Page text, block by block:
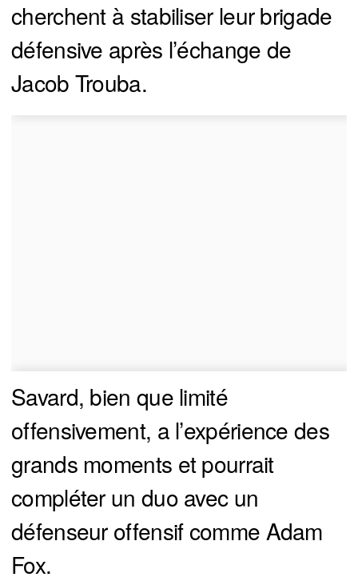
cherchent à stabiliser leur brigade
défensive après l’échange de
Jacob Trouba.
Savard, bien que limité
offensivement, a l’expérience des
grands moments et pourrait
compléter un duo avec un
défenseur offensif comme Adam
Fox.